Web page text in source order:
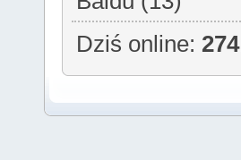
Dziś online: 274